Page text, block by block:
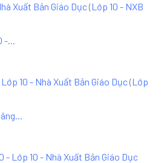
Xuất Bản Giáo Dục(Lớp 10 - NXB
-...
10 - Nhà Xuất Bản Giáo Dục(Lớp
- Lớp 10 - Nhà Xuất Bản Giáo Dục